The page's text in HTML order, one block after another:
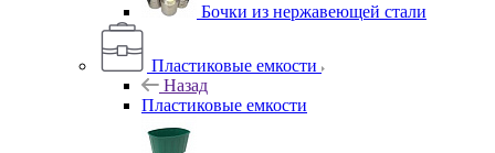
Бочки из нержавеющей стали
Пластиковые емкости
Назад
Пластиковые емкости